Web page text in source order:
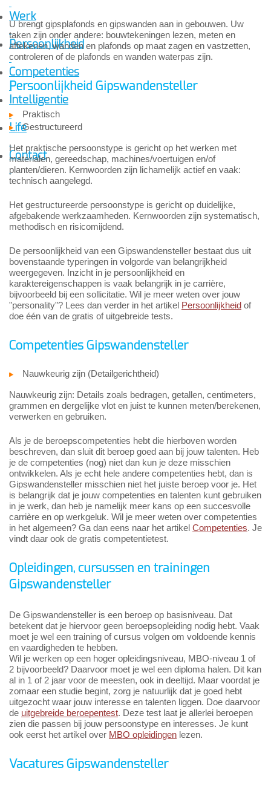
Werk
Persoonlijkheid
Competenties
Intelligentie
Life
Contact
U brengt gipsplafonds en gipswanden aan in gebouwen. Uw
taken zijn onder andere: bouwtekeningen lezen, meten en
aftekenen, wanden en plafonds op maat zagen en vastzetten,
controleren of de plafonds en wanden waterpas zijn.
Persoonlijkheid Gipswandensteller
Praktisch
Gestructureerd
Het praktische persoonstype is gericht op het werken met
materialen, gereedschap, machines/voertuigen en/of
planten/dieren. Kernwoorden zijn lichamelijk actief en vaak:
technisch aangelegd.
Het gestructureerde persoonstype is gericht op duidelijke,
afgebakende werkzaamheden. Kernwoorden zijn systematisch,
methodisch en risicomijdend.
De persoonlijkheid van een Gipswandensteller bestaat dus uit
bovenstaande typeringen in volgorde van belangrijkheid
weergegeven. Inzicht in je persoonlijkheid en
karaktereigenschappen is vaak belangrijk in je carrière,
bijvoorbeeld bij een sollicitatie. Wil je meer weten over jouw
"personality"? Lees dan verder in het artikel Persoonlijkheid of
doe één van de gratis of uitgebreide tests.
Competenties Gipswandensteller
Nauwkeurig zijn (Detailgerichtheid)
Nauwkeurig zijn: Details zoals bedragen, getallen, centimeters,
grammen en dergelijke vlot en juist te kunnen meten/berekenen,
verwerken en gebruiken.
Als je de beroepscompetenties hebt die hierboven worden
beschreven, dan sluit dit beroep goed aan bij jouw talenten. Heb
je de competenties (nog) niet dan kun je deze misschien
ontwikkelen. Als je echt hele andere competenties hebt, dan is
Gipswandensteller misschien niet het juiste beroep voor je. Het
is belangrijk dat je jouw competenties en talenten kunt gebruiken
in je werk, dan heb je namelijk meer kans op een succesvolle
carrière en op werkgeluk. Wil je meer weten over competenties
in het algemeen? Ga dan eens naar het artikel Competenties. Je
vindt daar ook de gratis competentietest.
Opleidingen, cursussen en trainingen
Gipswandensteller
De Gipswandensteller is een beroep op basisniveau. Dat
betekent dat je hiervoor geen beroepsopleiding nodig hebt. Vaak
moet je wel een training of cursus volgen om voldoende kennis
en vaardigheden te hebben.
Wil je werken op een hoger opleidingsniveau, MBO-niveau 1 of
2 bijvoorbeeld? Daarvoor moet je wel een diploma halen. Dit kan
al in 1 of 2 jaar voor de meesten, ook in deeltijd. Maar voordat je
zomaar een studie begint, zorg je natuurlijk dat je goed hebt
uitgezocht waar jouw interesse en talenten liggen. Doe daarvoor
de uitgebreide beroepentest. Deze test laat je allerlei beroepen
zien die passen bij jouw persoonstype en interesses. Je kunt
ook eerst het artikel over MBO opleidingen lezen.
Vacatures Gipswandensteller